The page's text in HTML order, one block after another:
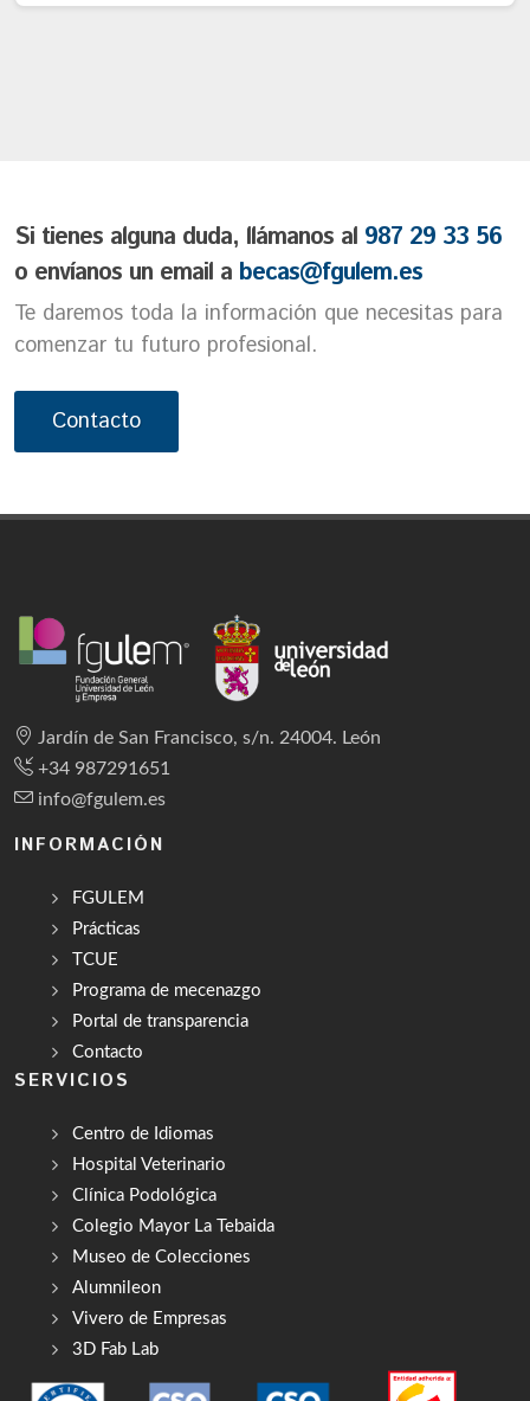
Si tienes alguna duda, llámanos al 987 29 33 56
o envíanos un email a becas@fgulem.es
Te daremos toda la información que necesitas para
comenzar tu futuro profesional.
Contacto
Jardín de San Francisco, s/n. 24004. León
+34 987291651
info@fgulem.es
INFORMACIÓN
FGULEM
Prácticas
TCUE
Programa de mecenazgo
Portal de transparencia
Contacto
SERVICIOS
Centro de Idiomas
Hospital Veterinario
Clínica Podológica
Colegio Mayor La Tebaida
Museo de Colecciones
Alumnileon
Vivero de Empresas
3D Fab Lab